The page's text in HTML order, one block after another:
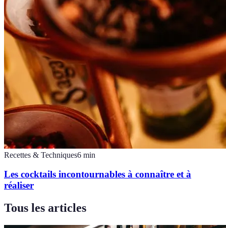
Recettes & Techniques6 min
Les cocktails incontournables à connaître et à
réaliser
Tous les articles